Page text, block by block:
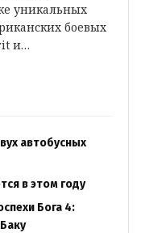
уникальных
боевых
и…
автобусных
в этом году
Бога 4: